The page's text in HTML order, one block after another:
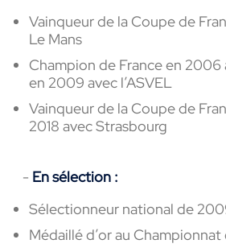
Vainqueur de la Coupe de
Le Mans
Champion de France en 2006
en 2009 avec l’ASVEL
Vainqueur de la Coupe de
2018 avec Strasbourg
- En sélection :
Sélectionneur national de
Médaillé d’or au Championnat